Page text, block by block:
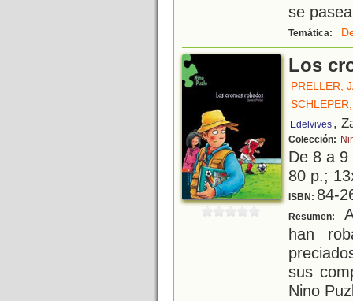
se
Temática:
Los
PRELLER,
Edelvives ,
Colección:
De 8 a
80 p.;
ISBN: 84-
Resumen:
han
sus
Nino